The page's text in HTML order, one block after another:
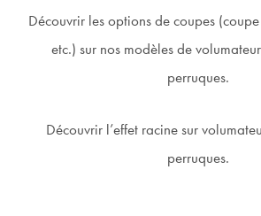
Découvrir les options de coupes
etc.) sur nos modèles de
perruques.
Découvrir l’effet racine sur
perruques.